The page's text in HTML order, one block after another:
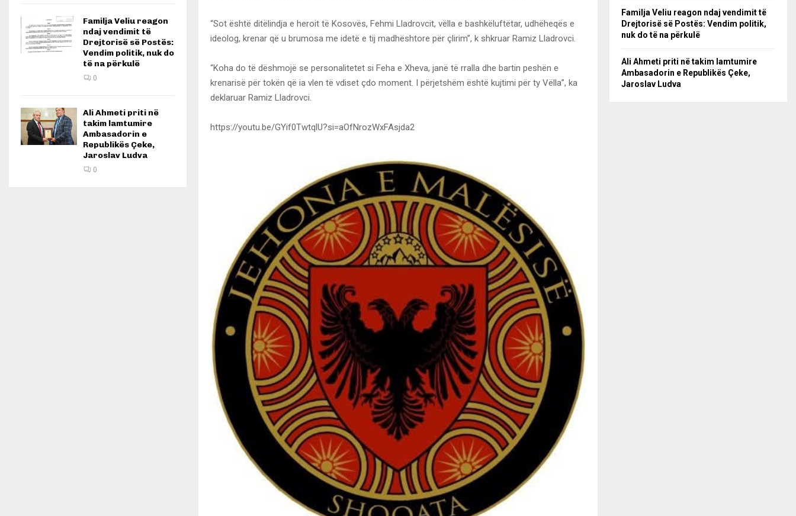
“Sot është ditëlindja e heroit të Kosovës, Fehmi Lladrovcit, vëlla e bashkëluftëtar, udhëheqës e
ideolog, krenar që u brumosa me idetë e tij madhështore për çlirim”, k shkruar Ramiz Lladrovci.
“Koha do të dëshmojë se personalitetet si Feha e Xheva, janë të rralla dhe bartin peshën e
krenarisë për tokën që ia vlen të vdiset çdo moment. I përjetshëm është kujtimi për ty Vëlla”, ka
deklaruar Ramiz Lladrovci.
https://youtu.be/GYif0TwtqlU?si=aOfNrozWxFAsjda2
Familja Veliu reagon
ndaj vendimit të
Drejtorisë së Postës:
Vendim politik, nuk do
të na përkulë
0
Ali Ahmeti priti në
takim lamtumire
Ambasadorin e
Republikës Çeke,
Jaroslav Ludva
0
Familja Veliu reagon ndaj vendimit të
Drejtorisë së Postës: Vendim politik,
nuk do të na përkulë
Ali Ahmeti priti në takim lamtumire
Ambasadorin e Republikës Çeke,
Jaroslav Ludva